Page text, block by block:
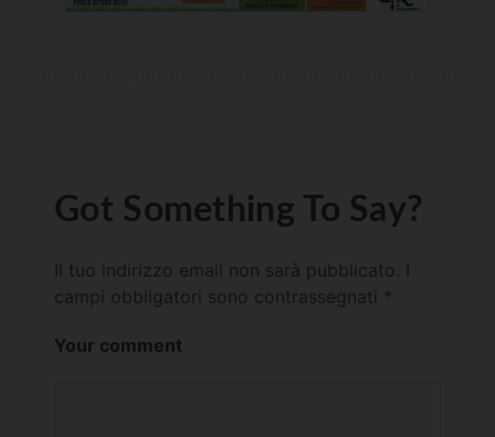
Got Something To Say?
Il tuo indirizzo email non sarà pubblicato.
campi obbligatori sono contrassegnati *
Your comment